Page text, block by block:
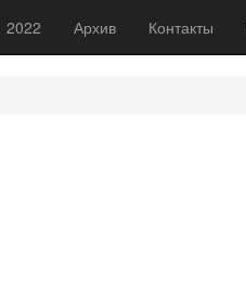
2022 Архив Контакты